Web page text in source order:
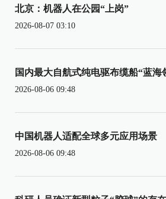
北京：机器人在公园“上岗”
2026-08-07 03:10
国内最大自航式纯电驱布缆船“蓝海
2026-08-06 09:48
中国机器人适配全球多元应用场景
2026-08-06 09:48